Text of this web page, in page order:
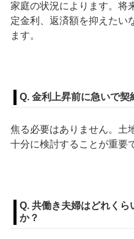
家庭の状況によります。将
定金利、返済額を抑えたい
ます。
Q. 金利上昇前に急いで契
焦る必要はありません。土
十分に検討することが重要
Q. 共働き夫婦はどれく
か？